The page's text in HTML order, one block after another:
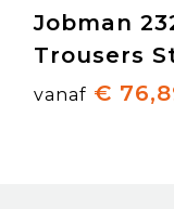
Jobman
Trousers
vanaf €